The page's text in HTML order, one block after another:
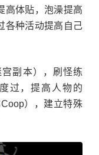
高体贴，泡澡提高
各种活动提高自己
副本），刷怪练
过，提高人物的
），建立特殊